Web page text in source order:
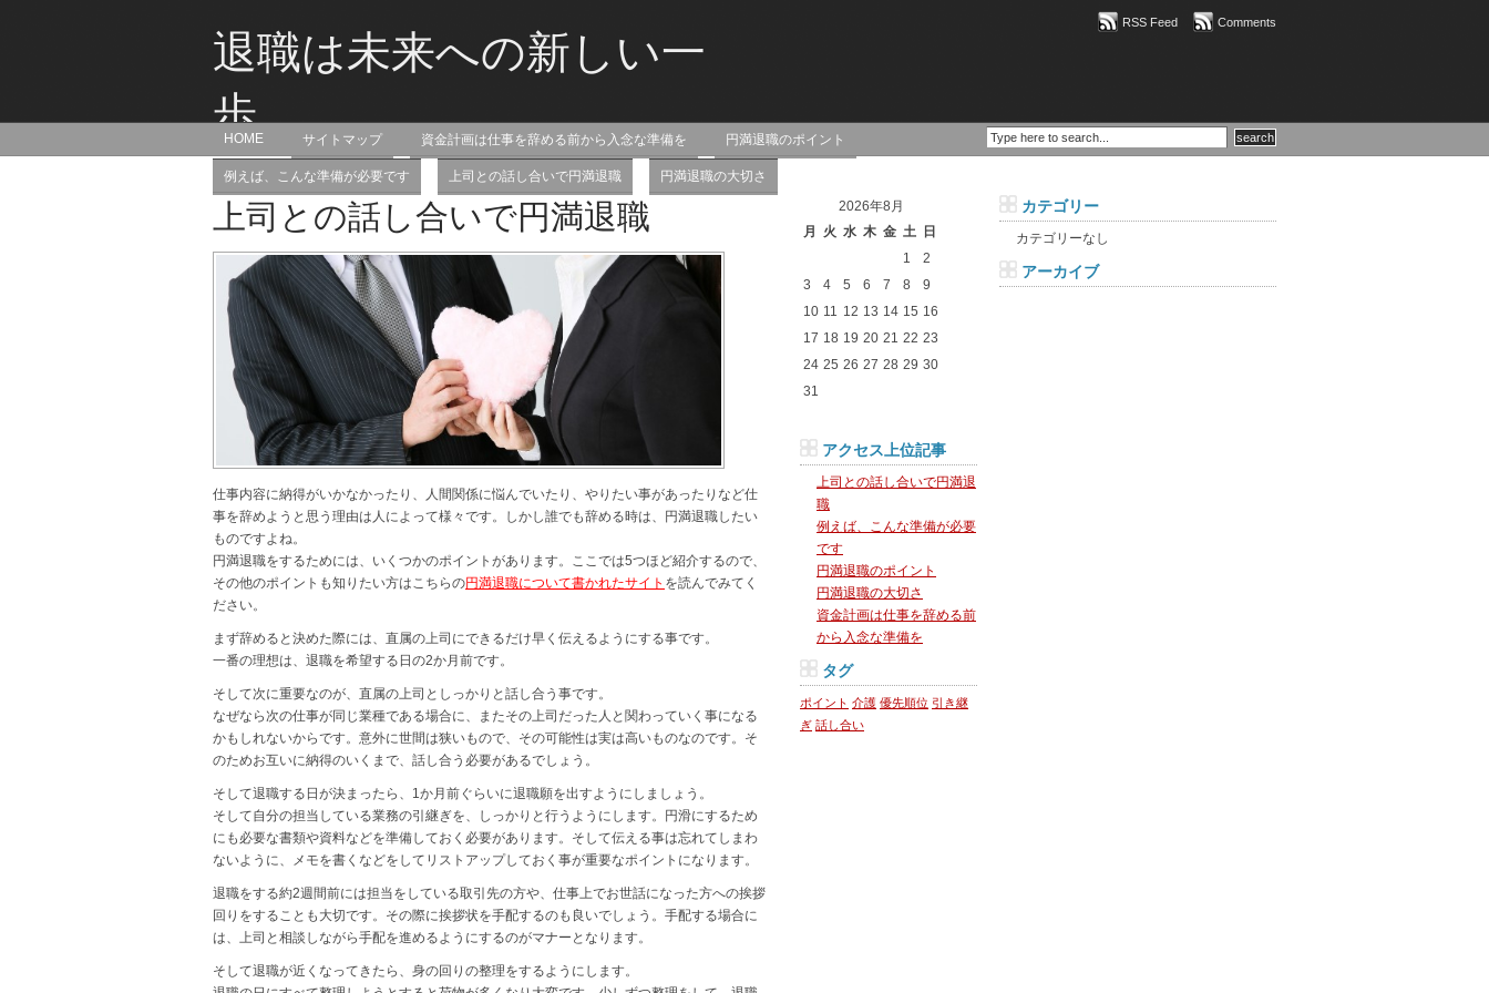
退職は未来への新しい一
歩
退職して未来を切り開こうとしている方を応援するサイトです！
RSS Feed Comments
HOME サイトマップ 資金計画は仕事を辞める前から入念な準備を 円満退職のポイント
例えば、こんな準備が必要です 上司との話し合いで円満退職 円満退職の大切さ
上司との話し合いで円満退職
仕事内容に納得がいかなかったり、人間関係に悩んでいたり、やりたい事があったりなど仕
事を辞めようと思う理由は人によって様々です。しかし誰でも辞める時は、円満退職したい
ものですよね。
円満退職をするためには、いくつかのポイントがあります。ここでは5つほど紹介するので、
その他のポイントも知りたい方はこちらの円満退職について書かれたサイト を読んでみてく
ださい。
まず辞めると決めた際には、直属の上司にできるだけ早く伝えるようにする事です。
一番の理想は、退職を希望する日の2か月前です。
そして次に重要なのが、直属の上司としっかりと話し合う事です。
なぜなら次の仕事が同じ業種である場合に、またその上司だった人と関わっていく事になる
かもしれないからです。意外に世間は狭いもので、その可能性は実は高いものなのです。そ
のためお互いに納得のいくまで、話し合う必要があるでしょう。
そして退職する日が決まったら、1か月前ぐらいに退職願を出すようにしましょう。
そして自分の担当している業務の引継ぎを、しっかりと行うようにします。円滑にするため
にも必要な書類や資料などを準備しておく必要があります。そして伝える事は忘れてしまわ
ないように、メモを書くなどをしてリストアップしておく事が重要なポイントになります。
退職をする約2週間前には担当をしている取引先の方や、仕事上でお世話になった方への挨拶
回りをすることも大切です。その際に挨拶状を手配するのも良いでしょう。手配する場合に
は、上司と相談しながら手配を進めるようにするのがマナーとなります。
そして退職が近くなってきたら、身の回りの整理をするようにします。
2026年8月
月
火 水 木 金 土
日
1
2
3
4 5 6 7 8
9
10 11 12 13 14 15 16
17 18 19 20 21 22 23
24 25 26 27 28 29 30
31
アクセス上位記事
上司との話し合いで円満退
職
例えば、こんな準備が必要
です
円満退職のポイント
円満退職の大切さ
資金計画は仕事を辞める前
から入念な準備を
タグ
ポイント 介護 優先順位 引き継
ぎ 話し合い
カテゴリー
カテゴリーなし
アーカイブ